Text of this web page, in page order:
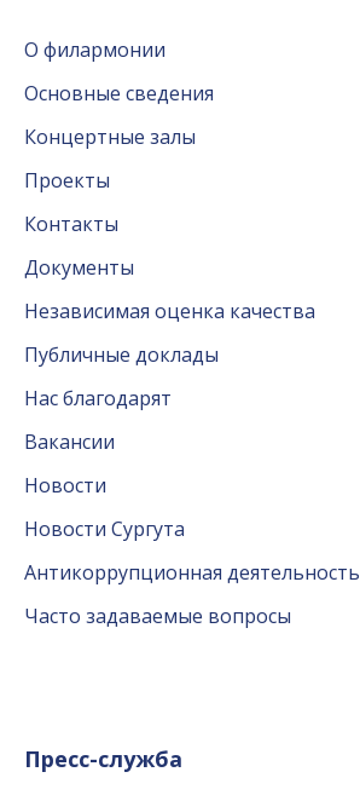
О филармонии
Основные сведения
Концертные залы
Проекты
Контакты
Документы
Независимая оценка качества
Публичные доклады
Нас благодарят
Вакансии
Новости
Новости Сургута
Антикоррупционная деятельность
Часто задаваемые вопросы
Пресс-служба